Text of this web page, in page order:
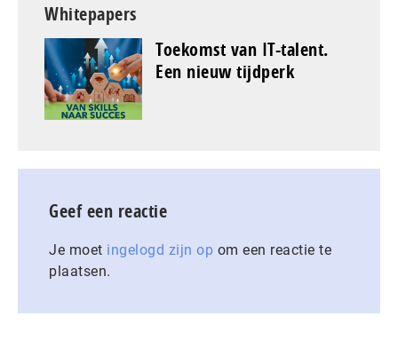
Whitepapers
Toekomst van IT-talent.
Een nieuw tijdperk
Geef een reactie
Je moet ingelogd zijn op om een reactie te
plaatsen.